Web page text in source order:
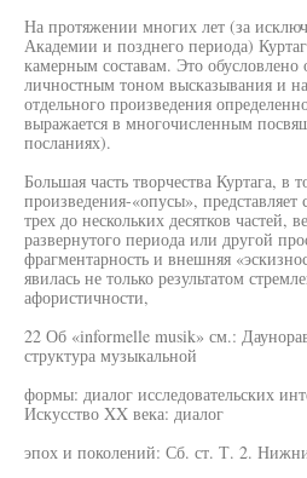
На протяжении многих лет (за
Академии и позднего периода)
камерным составам. Это
личностным тоном высказывания и
отдельного произведения
выражается в многочисленным
посланиях).
Большая часть творчества Куртага, в
произведения-«опусы»,
трех до нескольких десятков частей,
развернутого периода или другой
фрагментарность и внешняя
явилась не только результатом
афористичности,
22 Об «informelle musik» см.:
структура музыкальной
формы: диалог исследовательских
Искусство XX века: диалог
эпох и поколений: Сб. ст. Т. 2.